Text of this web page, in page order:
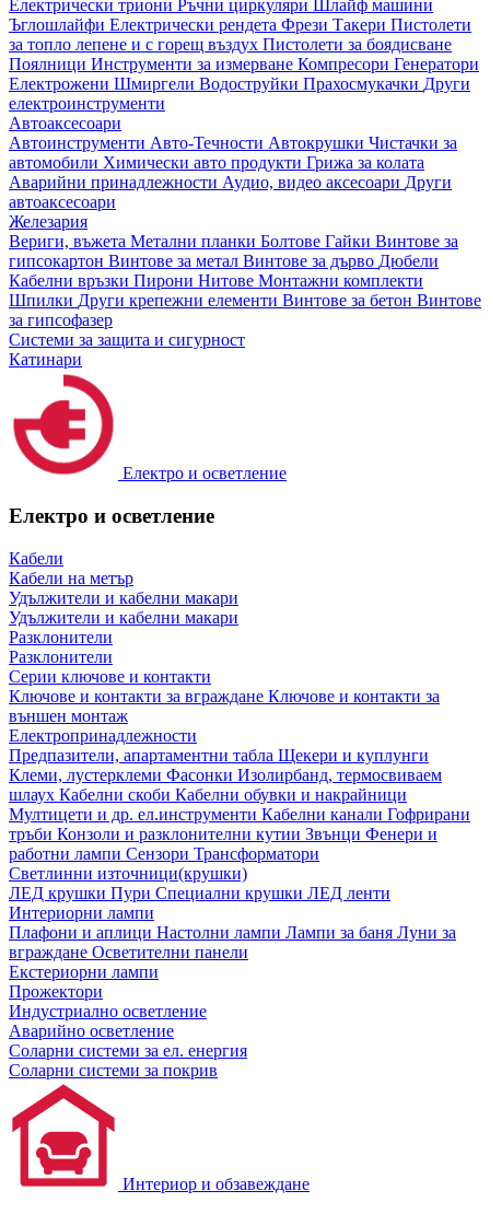
Електрически триони Ръчни циркуляри
Шлайф машини
Ъглошлайфи Електрически рендета Фрези Такери Пистолети
за топло лепене и с горещ въздух Пистолети за боядисване
Поялници Инструменти за измерване Компресори Генератори
Електрожени Шмиргели Водоструйки Прахосмукачки Други
електроинструменти
Автоаксесоари
Автоинструменти Авто-Течности Автокрушки Чистачки за
автомобили Химически авто продукти Грижа за колата
Аварийни принадлежности Аудио, видео аксесоари Други
автоаксесоари
Железария
Вериги, въжета Метални планки Болтове Гайки Винтове за
гипсокартон Винтове за метал Винтове за дърво Дюбели
Кабелни връзки Пирони Нитове Монтажни комплекти
Шпилки Други крепежни елементи Винтове за бетон Винтове
за гипсофазер
Системи за защита и сигурност
Катинари
Електро и осветление
Електро и осветление
Кабели
Кабели на метър
Удължители и кабелни макари
Удължители и кабелни макари
Разклонители
Разклонители
Серии ключове и контакти
Ключове и контакти за вграждане Ключове и контакти за
външен монтаж
Електропринадлежности
Предпазители, апартаментни табла Щекери и куплунги
Клеми, лустерклеми Фасонки Изолирбанд, термосвиваем
шлаух Кабелни скоби Кабелни обувки и накрайници
Мултицети и др. ел.инструменти Кабелни канали Гофрирани
тръби Конзоли и разклонителни кутии Звънци Фенери и
работни лампи Сензори Трансформатори
Светлинни източници(крушки)
ЛЕД крушки Пури Специални крушки ЛЕД ленти
Интериорни лампи
Плафони и аплици Настолни лампи Лампи за баня Луни за
вграждане Осветителни панели
Екстериорни лампи
Прожектори
Индустриално осветление
Аварийно осветление
Соларни системи за ел. енергия
Соларни системи за покрив
Интериор и обзавеждане